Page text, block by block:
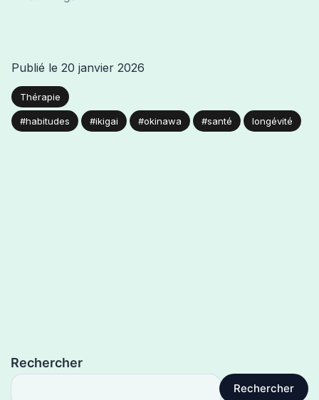
Publié le 20 janvier 2026
Thérapie
#habitudes #ikigai #okinawa #santé longévité
Rechercher
Rechercher